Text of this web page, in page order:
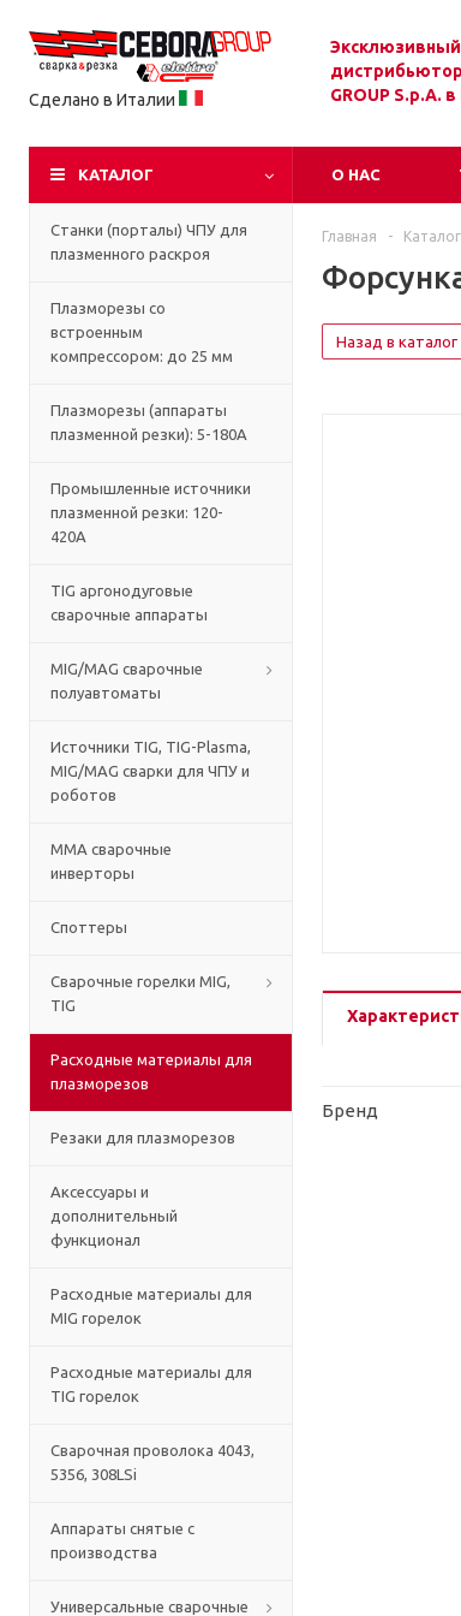
Сделано в Италии
Эксклюзивный
дистрибьютор
GROUP S.p.A.
КАТАЛОГ О НАС
Станки (порталы) ЧПУ для
плазменного раскроя
Плазморезы со
встроенным
компрессором: до 25 мм
Плазморезы (аппараты
плазменной резки): 5-180А
Промышленные источники
плазменной резки: 120-
420А
TIG аргонодуговые
сварочные аппараты
MIG/MAG сварочные
полуавтоматы
Источники TIG, TIG-Plasma,
MIG/MAG сварки для ЧПУ и
роботов
MMA сварочные
инверторы
Споттеры
Сварочные горелки MIG,
TIG
Расходные материалы для
плазморезов
Резаки для плазморезов
Аксессуары и
дополнительный
функционал
Расходные материалы для
MIG горелок
Расходные материалы для
TIG горелок
Сварочная проволока 4043,
5356, 308LSi
Аппараты снятые с
производства
Универсальные сварочные
Главная - Каталог
Назад в каталог
Бренд